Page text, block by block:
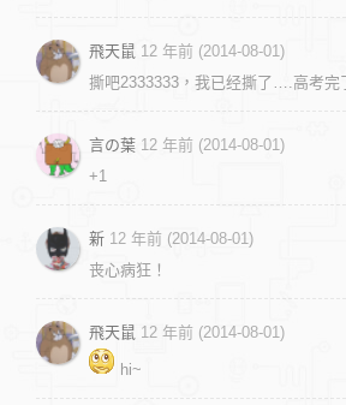
飛天鼠 12 年前 (2014-08-01)
撕吧2333333，我已经撕了….高考完
言の葉 12 年前 (2014-08-01)
+1
新 12 年前 (2014-08-01)
丧心病狂！
飛天鼠 12 年前 (2014-08-01)
hi~